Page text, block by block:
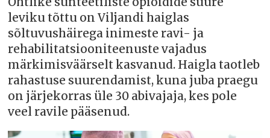
leviku tõttu on Viljandi haiglas
sõltuvushäirega inimeste ravi- ja
rehabilitatsiooniteenuste vajadus
märkimisväärselt kasvanud. Haigla taotleb
rahastuse suurendamist, kuna juba praegu
on järjekorras üle 30 abivajaja, kes pole
veel ravile pääsenud.